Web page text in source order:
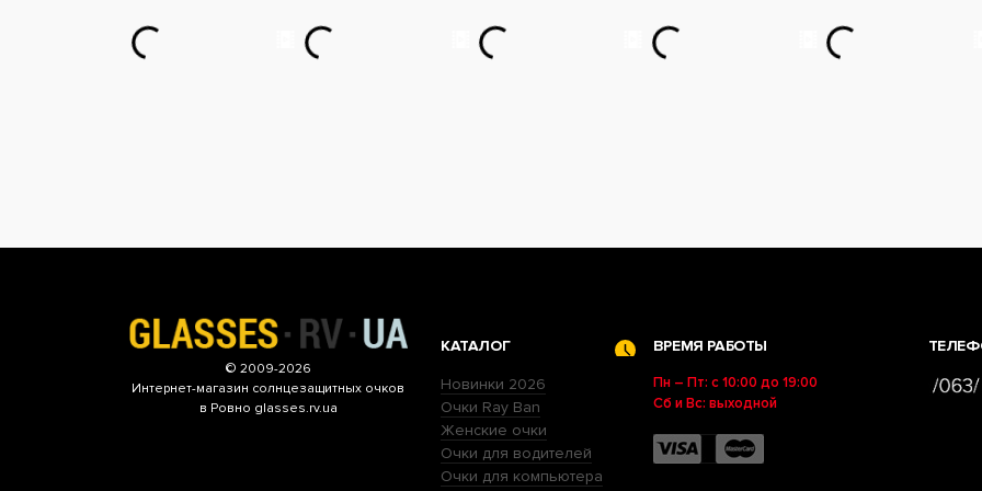
© 2009-2026
Интернет-магазин солнцезащитных очков
в Ровно glasses.rv.ua
КАТАЛОГ
Новинки 2026
Очки Ray Ban
Женские очки
Очки для водителей
Очки для компьютера
ВРЕМЯ РАБОТЫ
Пн – Пт: с 10:00 до 19:00
Сб и Вс: выходной